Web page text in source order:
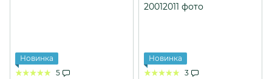
Новинка
5
Новинка
3